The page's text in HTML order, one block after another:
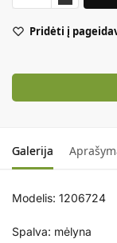
Pridėti į
Galerija
Modelis: 1206724
Spalva: mėlyna